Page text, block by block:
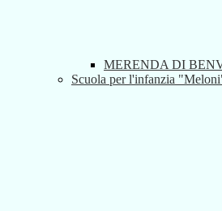
MERENDA DI
Scuola per l'infanzia